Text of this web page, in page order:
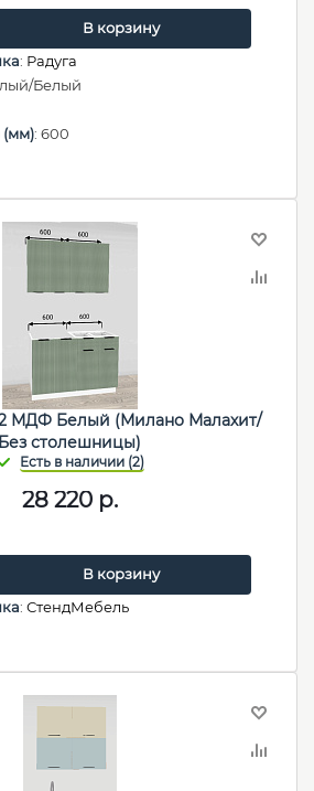
В корзину
: Радуга
Белый
(мм): 600
МДФ Белый (Милано Малахит/
Без столешницы)
28 220р.
В корзину
: СтендМебель